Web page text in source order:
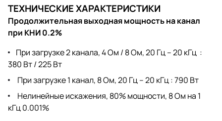
ТЕХНИЧЕСКИЕ ХАРАКТЕРИСТИКИ
Продолжительная выходная мощность на канал
при КНИ 0.2%
При загрузке 2 канала, 4 Ом / 8 Ом, 20 Гц – 20 кГц :
380 Вт / 225 Вт
При загрузке 1 канал, 8 Ом, 20 Гц – 20 кГц : 790 Вт
Нелинейные искажения, 80% мощности, 8 Ом на 1
кГц 0.001%